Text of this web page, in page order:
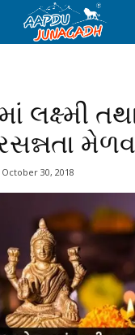
લક્ષ્મી
October 30, 2018